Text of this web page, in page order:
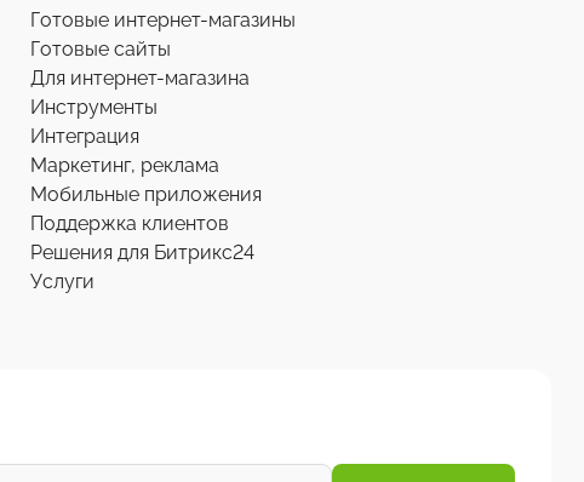
Готовые интернет-магазины
Готовые сайты
Для интернет-магазина
Инструменты
Интеграция
Маркетинг, реклама
Мобильные приложения
Поддержка клиентов
Решения для Битрикс24
Услуги